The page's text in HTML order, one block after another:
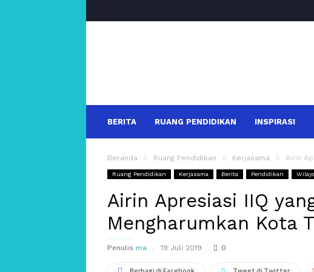
BERITA RUANG PENDIDIKAN INSPIRASI
Beranda Ruang Pendidikan Kerjasama Airin
Ruang Pendidikan Kerjasama Berita Pendidikan
Airin Apresiasi IIQ
Mengharumkan Kota
Penulis ma 19 Juli 2019 0
Berbagi di Facebook Tweet di Twitter